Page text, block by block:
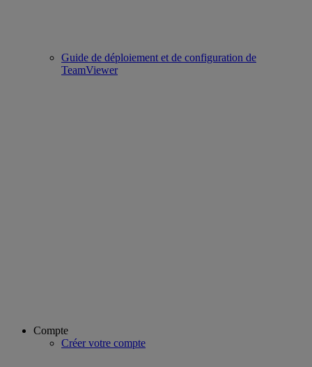
Guide de déploiement et de configuration de
TeamViewer
Compte
Créer votre compte